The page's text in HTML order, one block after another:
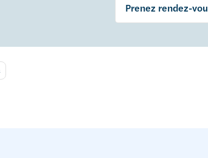
Prenez rendez-